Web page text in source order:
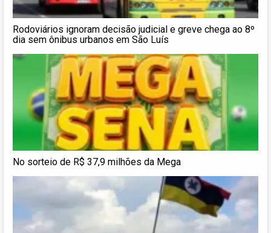
Rodoviários ignoram decisão judicial e greve chega ao 8º
dia sem ônibus urbanos em São Luís
No sorteio de R$ 37,9 milhões da Mega